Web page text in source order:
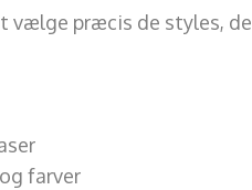
vælge præcis de styles,
farver